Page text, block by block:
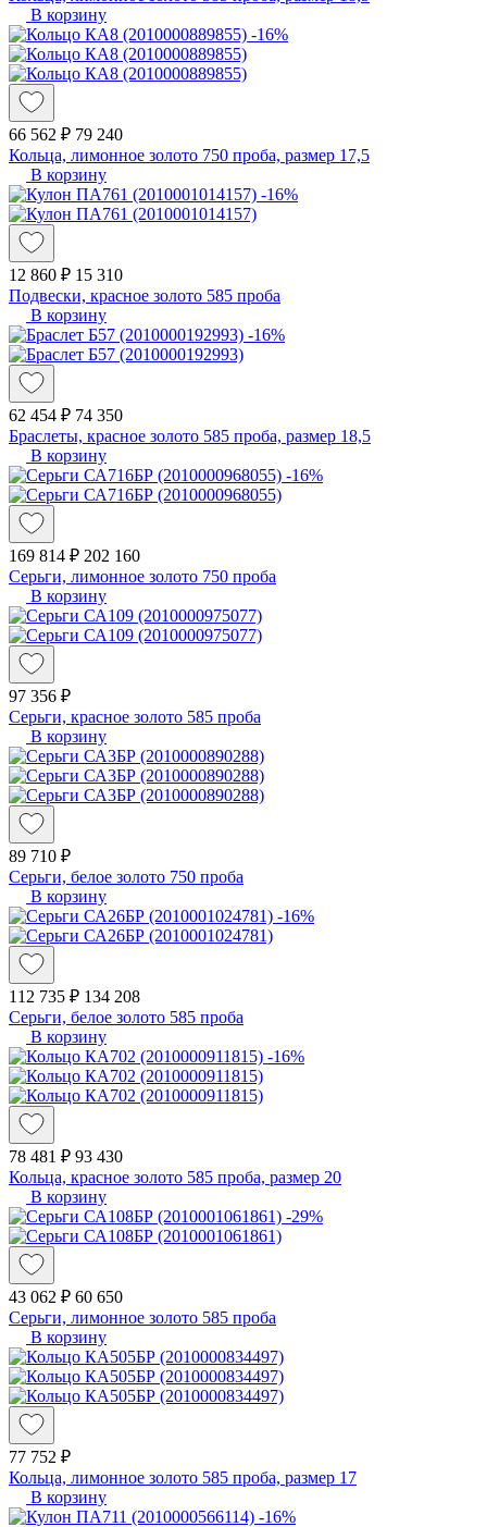
В корзину
-16%
66 562 ₽ 79 240
Кольца, лимонное золото 750 проба, размер 17,5
В корзину
-16%
12 860 ₽ 15 310
Подвески, красное золото 585 проба
В корзину
-16%
62 454 ₽ 74 350
Браслеты, красное золото 585 проба, размер 18,5
В корзину
-16%
169 814 ₽ 202 160
Серьги, лимонное золото 750 проба
В корзину
97 356 ₽
Серьги, красное золото 585 проба
В корзину
89 710 ₽
Серьги, белое золото 750 проба
В корзину
-16%
112 735 ₽ 134 208
Серьги, белое золото 585 проба
В корзину
-16%
78 481 ₽ 93 430
Кольца, красное золото 585 проба, размер 20
В корзину
-29%
43 062 ₽ 60 650
Серьги, лимонное золото 585 проба
В корзину
77 752 ₽
Кольца, лимонное золото 585 проба, размер 17
В корзину
-16%